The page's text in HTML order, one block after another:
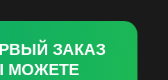
ЗАКАЗ
МОЖЕТЕ